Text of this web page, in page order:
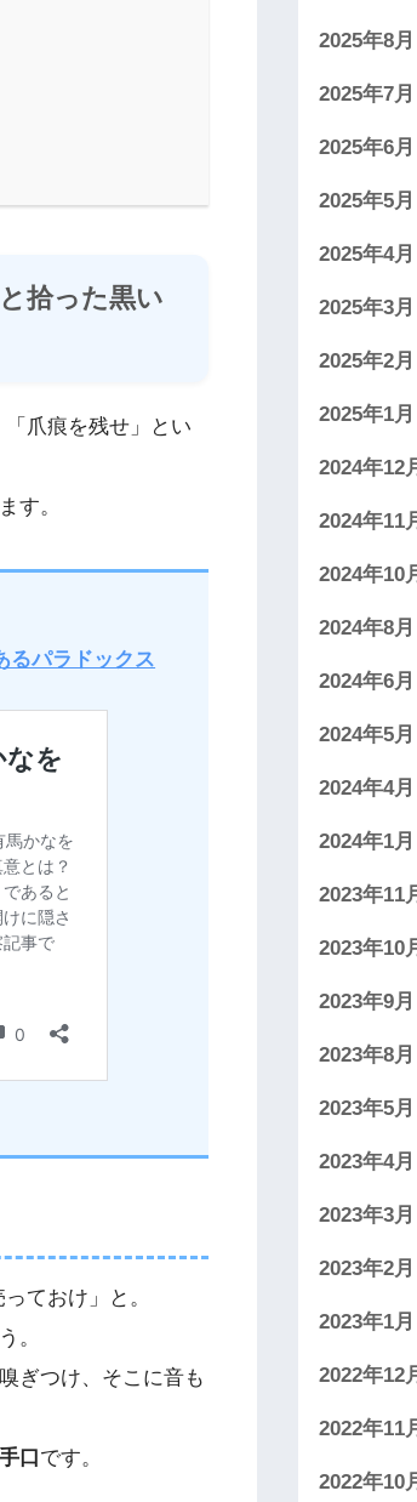
拾った黒い
爪痕を残せ」とい
す。
るパラドックス
ておけ」と。
。
ぎつけ、そこに音も
口​ ​です。
2025年8月
2025年7月
2025年6月
2025年5月
2025年4月
2025年3月
2025年2月
2025年1月
2024年12
2024年11
2024年10
2024年8月
2024年6月
2024年5月
2024年4月
2024年1月
2023年11
2023年10
2023年9月
2023年8月
2023年5月
2023年4月
2023年3月
2023年2月
2023年1月
2022年12
2022年11
2022年10